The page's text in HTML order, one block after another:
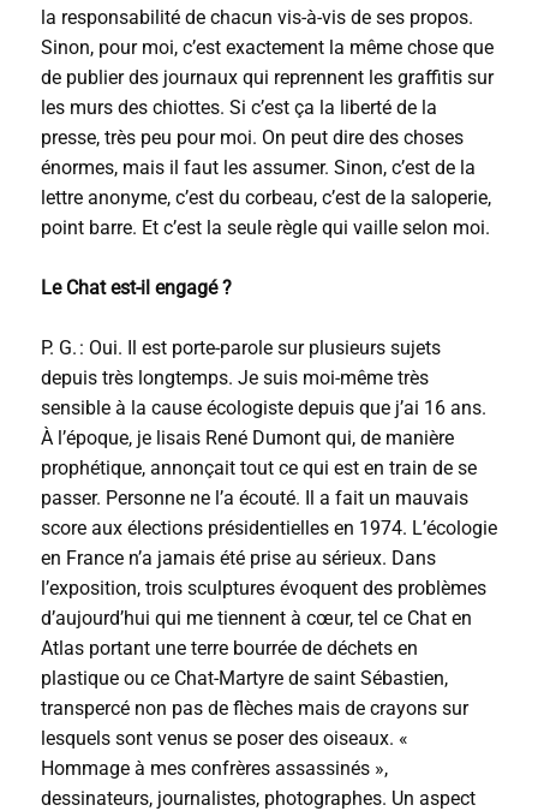
la responsabilité de chacun vis-à-vis de ses propos.
Sinon, pour moi, c’est exactement la même chose que
de publier des journaux qui reprennent les graffitis sur
les murs des chiottes. Si c’est ça la liberté de la
presse, très peu pour moi. On peut dire des choses
énormes, mais il faut les assumer. Sinon, c’est de la
lettre anonyme, c’est du corbeau, c’est de la saloperie,
point barre. Et c’est la seule règle qui vaille selon moi.
Le Chat est-il engagé ?
P. G. : Oui. Il est porte-parole sur plusieurs sujets
depuis très longtemps. Je suis moi-même très
sensible à la cause écologiste depuis que j’ai 16 ans.
À l’époque, je lisais René Dumont qui, de manière
prophétique, annonçait tout ce qui est en train de se
passer. Personne ne l’a écouté. Il a fait un mauvais
score aux élections présidentielles en 1974. L’écologie
en France n’a jamais été prise au sérieux. Dans
l’exposition, trois sculptures évoquent des problèmes
d’aujourd’hui qui me tiennent à cœur, tel ce Chat en
Atlas portant une terre bourrée de déchets en
plastique ou ce Chat-Martyre de saint Sébastien,
transpercé non pas de flèches mais de crayons sur
lesquels sont venus se poser des oiseaux. «
Hommage à mes confrères assassinés »,
dessinateurs, journalistes, photographes. Un aspect